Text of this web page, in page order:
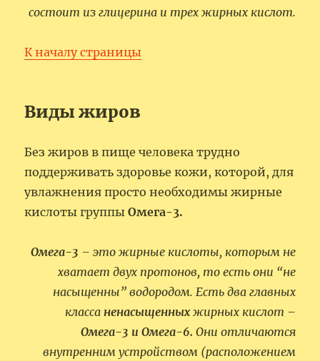
состоит из глицерина и трех жирных кислот.
К началу страницы
Виды жиров
Без жиров в пище человека трудно
поддерживать здоровье кожи, которой, для
увлажнения просто необходимы жирные
кислоты группыОмега-3.
Омега-3 – это жирные кислоты, которым не
хватает двух протонов, то есть они “не
насыщенны” водородом. Есть два главных
класса ненасыщенныхжирных кислот –
Омега-3 и Омега-6. Они отличаются
внутренним устройством (расположением